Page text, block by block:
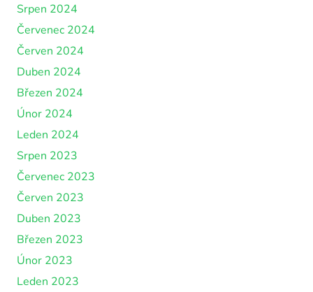
Srpen 2024
Červenec 2024
Červen 2024
Duben 2024
Březen 2024
Únor 2024
Leden 2024
Srpen 2023
Červenec 2023
Červen 2023
Duben 2023
Březen 2023
Únor 2023
Leden 2023